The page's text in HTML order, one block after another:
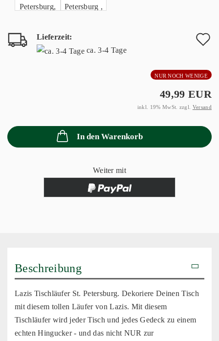
Lieferzeit:
ca. 3-4 Tage
NUR NOCH WENIGE
49,99 EUR
inkl. 19% MwSt. zzgl. Versand
In den Warenkorb
Weiter mit
Beschreibung
Lazis Tischläufer St. Petersburg. Dekoriere Deinen Tisch
mit diesem tollen Läufer von Lazis. Mit diesem
Tischläufer wird jeder Tisch und jedes Gedeck zu einem
echten Hingucker - und das nicht NUR zur